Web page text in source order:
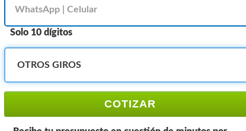
Solo 10 dígitos
COTIZAR